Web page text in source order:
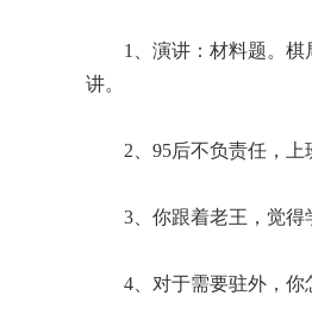
1、演讲：材料题。
讲。
2、95后不负责任，
3、你跟着老王，觉得
4、对于需要驻外，你